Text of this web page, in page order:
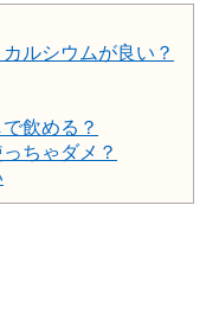
ルシウムが良い？
飲める？
ちゃダメ？